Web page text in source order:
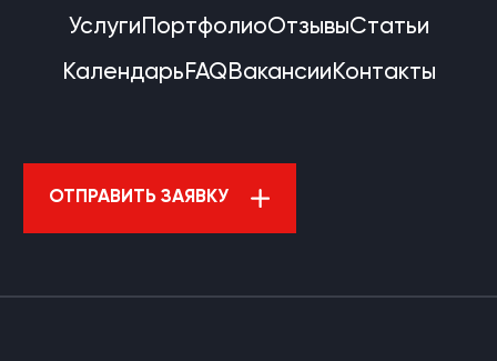
Услуги ПортфолиоОтзывыСтатьи
КалендарьFAQВакансииКонтакты
ОТПРАВИТЬ ЗАЯВКУ